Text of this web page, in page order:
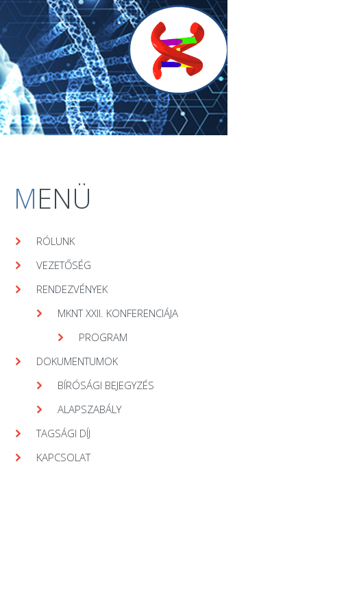
MENÜ
RÓLUNK
VEZETŐSÉG
RENDEZVÉNYEK
MKNT XXII. KONFERENCIÁJA
PROGRAM
DOKUMENTUMOK
BÍRÓSÁGI BEJEGYZÉS
ALAPSZABÁLY
TAGSÁGI DÍJ
KAPCSOLAT